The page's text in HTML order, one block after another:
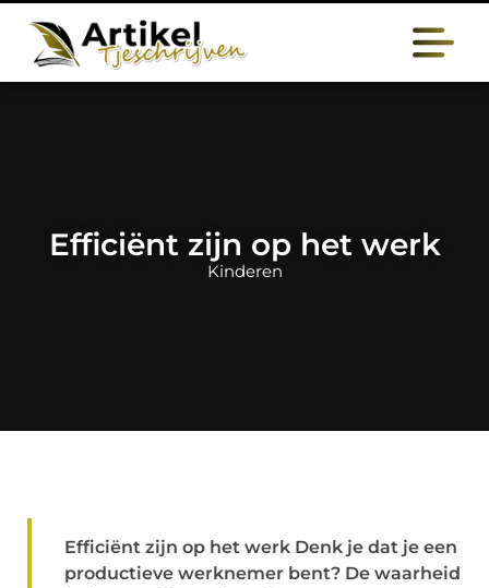
Efficiënt zijn op het werk
Kinderen
Efficiënt zijn op het werk Denk je dat je een
productieve werknemer bent? De waarheid